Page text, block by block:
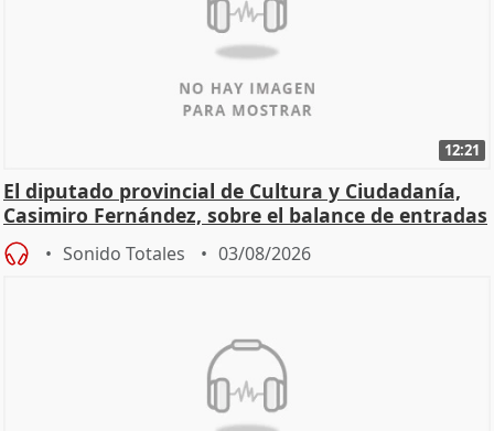
12:21
El diputado provincial de Cultura y Ciudadanía,
Casimiro Fernández, sobre el balance de entradas
Sonido Totales 03/08/2026